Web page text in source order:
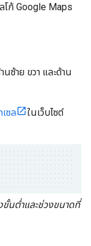
โก้ Google Maps
นซ้าย ขวา และด้าน
ซล
ในเว็บไซต์
นต่ำและช่วงขนาดที่